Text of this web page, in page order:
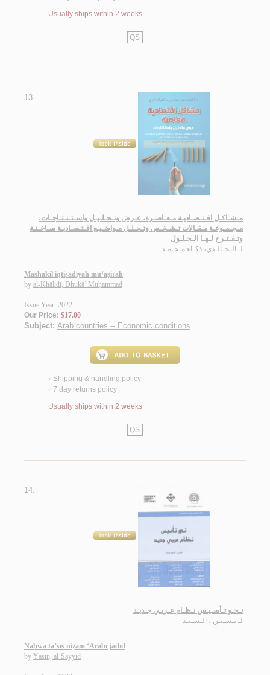
Usually ships within 2 weeks
QS
13.
مـشـاكـل اقـتـصـاديـة مـعـاصـرة، عـرض وتـحـلـيـل واسـتـنـتـاجـات،
مـجـمـوعـة مـقـالات تـشـخـص وتـحـلـل مـواضـيـع اقـتـصـاديـة سـاخـنـة
وتـقـتـرح لـهـا الـحـلـول
لـ الـخـالـدي، ذكـاء مـحـمـد
Mashākil iqtiṣādīyah mu‘āṣirah
by al-Khālidī, Dhukā’ Muḥammad
Issue Year: 2022
Our Price: $17.00
Subject: Arab countries -- Economic conditions.
< Shipping & handling policy
< 7 day returns policy
Usually ships within 2 weeks
QS
14.
نـحـو تـأسـيـس نـظـام عـربـي جـديـد
لـ يـسـيـن ، الـسـيـد
Naḥwa ta’sīs niẓām ‘Arabī jadīd
by Yāsīn, al-Sayyid